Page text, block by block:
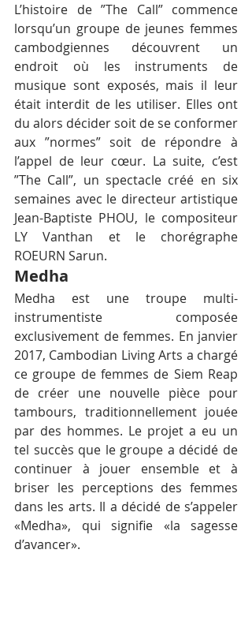
L’histoire de ”The Call” commence
lorsqu’un groupe de jeunes femmes
cambodgiennes découvrent un
endroit où les instruments de
musique sont exposés, mais il leur
était interdit de les utiliser. Elles ont
du alors décider soit de se conformer
aux ”normes” soit de répondre à
l’appel de leur cœur. La suite, c’est
”The Call”, un spectacle créé en six
semaines avec le directeur artistique
Jean-Baptiste PHOU, le compositeur
LY Vanthan et le chorégraphe
ROEURN Sarun.
Medha
Medha est une troupe multi-
instrumentiste composée
exclusivement de femmes. En janvier
2017, Cambodian Living Arts a chargé
ce groupe de femmes de Siem Reap
de créer une nouvelle pièce pour
tambours, traditionnellement jouée
par des hommes. Le projet a eu un
tel succès que le groupe a décidé de
continuer à jouer ensemble et à
briser les perceptions des femmes
dans les arts. Il a décidé de s’appeler
«Medha», qui signifie «la sagesse
d’avancer».